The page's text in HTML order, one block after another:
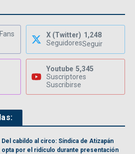
Fans
X (Twitter) 1,248
SeguidoresSeguir
Youtube 5,345
Suscriptores
Suscribirse
Del cabildo al circo: Síndica de Atizapán
opta por el ridículo durante presentación